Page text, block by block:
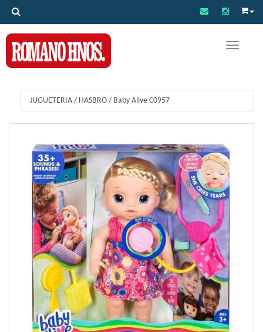
Toggle
JUGUETERIA / HASBRO / Baby Alive C0957